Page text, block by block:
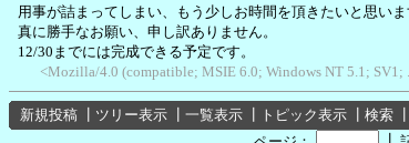
用事が詰まってしまい、もう少しお時間を頂きたいと思いま
真に勝手なお願い、申し訳ありません。
12/30までには完成できる予定です。
<Mozilla/4.0 (compatible; MSIE 6.0; Windows NT 5.1;
新規投稿 ツリー表示 一覧表示 トピック表示 検索